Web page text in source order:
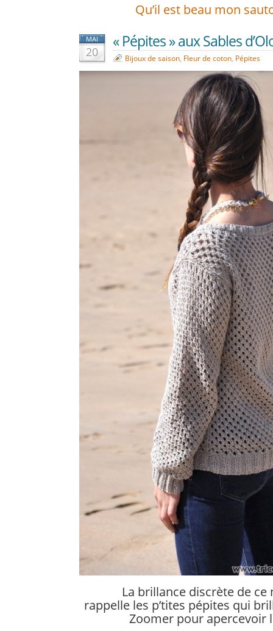
Qu’il est beau mon
MAI
20
« Pépites » aux Sables
Bijoux de saison, Fleur de coton, Pépites
La brillance discrète de ce
rappelle les p’tites pépites qui
Zoomer pour apercevoir